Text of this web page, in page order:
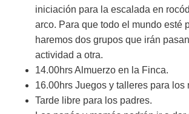
iniciación para la escalada en
arco. Para que todo el mundo esté
haremos dos grupos que irán
actividad a otra.
14.00hrs Almuerzo en la Finca.
16.00hrs Juegos y talleres para los
Tarde libre para los padres.